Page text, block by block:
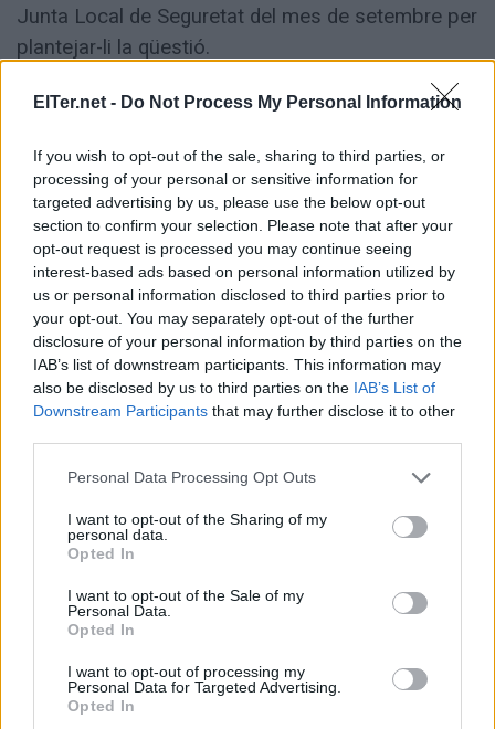
ElTer.net - Do Not Process My Personal Information
If you wish to opt-out of the sale, sharing to third parties, or
processing of your personal or sensitive information for
targeted advertising by us, please use the below opt-out
section to confirm your selection. Please note that after your
opt-out request is processed you may continue seeing
interest-based ads based on personal information utilized by
us or personal information disclosed to third parties prior to
your opt-out. You may separately opt-out of the further
disclosure of your personal information by third parties on the
IAB’s list of downstream participants. This information may
also be disclosed by us to third parties on the IAB’s List of
Downstream Participants that may further disclose it to other
Please note that this website/app uses one or more Google
not limited to your visit or usage behaviour. You may click to
grant or deny consent to Google and its third-party tags to
use your data for below specified purposes in below Google
consent section.
Personal Data Processing Opt Outs
I want to opt-out of the Sharing of my
personal data.
Opted In
I want to opt-out of the Sale of my
Personal Data.
Opted In
I want to opt-out of processing my
Personal Data for Targeted Advertising.
Opted In
Junta Local de Seguretat del mes de setembre per
plantejar-li la qüestió.
ETIQUETES:
Urbanisme i via pública